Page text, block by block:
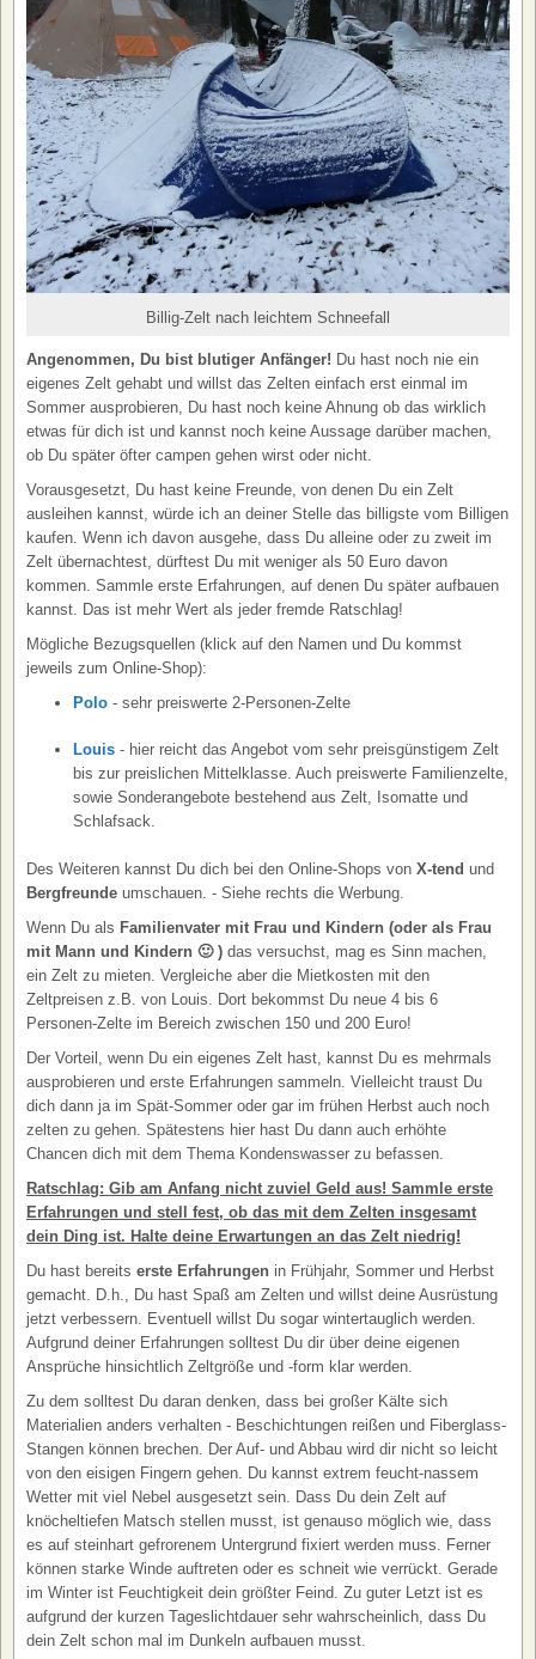
Billig-Zelt nach leichtem Schneefall
Angenommen, Du bist blutiger Anfänger! Du hast noch nie ein
eigenes Zelt gehabt und willst das Zelten einfach erst einmal im
Sommer ausprobieren, Du hast noch keine Ahnung ob das wirklich
etwas für dich ist und kannst noch keine Aussage darüber machen,
ob Du später öfter campen gehen wirst oder nicht.
Vorausgesetzt, Du hast keine Freunde, von denen Du ein Zelt
ausleihen kannst, würde ich an deiner Stelle das billigste vom Billigen
kaufen. Wenn ich davon ausgehe, dass Du alleine oder zu zweit im
Zelt übernachtest, dürftest Du mit weniger als 50 Euro davon
kommen. Sammle erste Erfahrungen, auf denen Du später aufbauen
kannst. Das ist mehr Wert als jeder fremde Ratschlag!
Mögliche Bezugsquellen (klick auf den Namen und Du kommst
jeweils zum Online-Shop):
Polo - sehr preiswerte 2-Personen-Zelte
Louis - hier reicht das Angebot vom sehr preisgünstigem Zelt
bis zur preislichen Mittelklasse. Auch preiswerte Familienzelte,
sowie Sonderangebote bestehend aus Zelt, Isomatte und
Schlafsack.
Des Weiteren kannst Du dich bei den Online-Shops von X-tend und
Bergfreunde umschauen. - Siehe rechts die Werbung.
Wenn Du als Familienvater mit Frau und Kindern (oder als Frau
mit Mann und Kindern 🙂 ) das versuchst, mag es Sinn machen,
ein Zelt zu mieten. Vergleiche aber die Mietkosten mit den
Zeltpreisen z.B. von Louis. Dort bekommst Du neue 4 bis 6
Personen-Zelte im Bereich zwischen 150 und 200 Euro!
Der Vorteil, wenn Du ein eigenes Zelt hast, kannst Du es mehrmals
ausprobieren und erste Erfahrungen sammeln. Vielleicht traust Du
dich dann ja im Spät-Sommer oder gar im frühen Herbst auch noch
zelten zu gehen. Spätestens hier hast Du dann auch erhöhte
Chancen dich mit dem Thema Kondenswasser zu befassen.
Ratschlag: Gib am Anfang nicht zuviel Geld aus! Sammle erste
Erfahrungen und stell fest, ob das mit dem Zelten insgesamt
dein Ding ist. Halte deine Erwartungen an das Zelt niedrig!
Du hast bereits erste Erfahrungen in Frühjahr, Sommer und Herbst
gemacht. D.h., Du hast Spaß am Zelten und willst deine Ausrüstung
jetzt verbessern. Eventuell willst Du sogar wintertauglich werden.
Aufgrund deiner Erfahrungen solltest Du dir über deine eigenen
Ansprüche hinsichtlich Zeltgröße und -form klar werden.
Zu dem solltest Du daran denken, dass bei großer Kälte sich
Materialien anders verhalten - Beschichtungen reißen und Fiberglass-
Stangen können brechen. Der Auf- und Abbau wird dir nicht so leicht
von den eisigen Fingern gehen. Du kannst extrem feucht-nassem
Wetter mit viel Nebel ausgesetzt sein. Dass Du dein Zelt auf
knöcheltiefen Matsch stellen musst, ist genauso möglich wie, dass
es auf steinhart gefrorenem Untergrund fixiert werden muss. Ferner
können starke Winde auftreten oder es schneit wie verrückt. Gerade
im Winter ist Feuchtigkeit dein größter Feind. Zu guter Letzt ist es
aufgrund der kurzen Tageslichtdauer sehr wahrscheinlich, dass Du
dein Zelt schon mal im Dunkeln aufbauen musst.